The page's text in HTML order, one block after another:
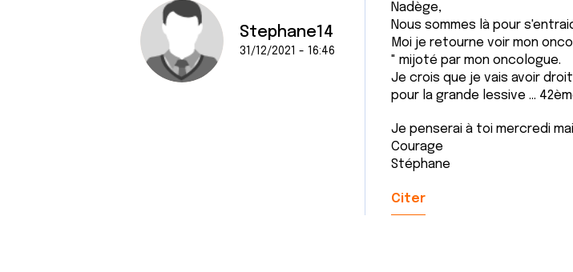
Stephane14
31/12/2021 - 16:46
Nadège,
Nous sommes là pour
Moi je retourne voir mon
" mijoté par mon oncologue.
Je crois que je vais avoir
pour la grande lessive ...
Je penserai à toi mercredi
Courage
Stéphane
Citer